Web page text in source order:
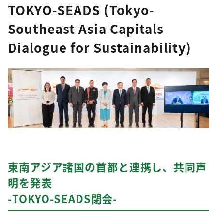
TOKYO-SEADS (Tokyo-
Southeast Asia Capitals
Dialogue for Sustainability)
東南アジア諸国の首都と連携し、共同声
明を発表
-TOKYO-SEADS閉会-